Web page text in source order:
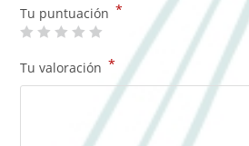
Tu puntuación *
Tu valoración *